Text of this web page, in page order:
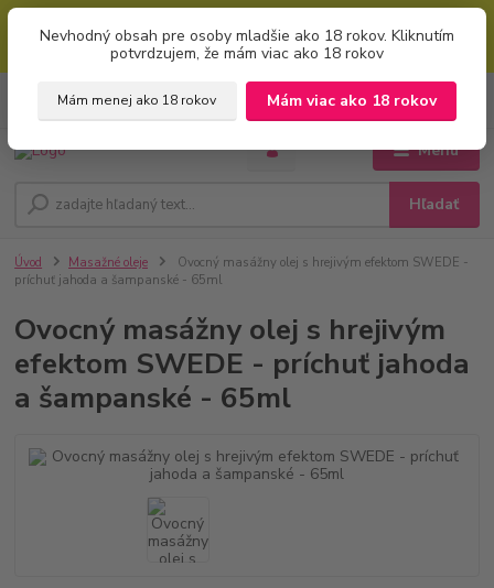
bez úvodzoviek). Zľavový kód zadajte v prvom kroku košíku zaškrtnutím
políčka: "mám zľavový kupón"
Nevhodný obsah pre osoby mladšie ako 18 rokov. Kliknutím
potvrdzujem, že mám viac ako 18 rokov
Mám menej ako 18 rokov Mám viac ako 18 rokov
Menu
Hľadať
+421 951 733 848
(Po-Pia, 8-16 hod.)
za
Úvod Masažné oleje
Ovocný masážny olej s hrejivým efektom SWEDE -
príchuť jahoda a šampanské - 65ml
Ovocný masážny olej s hrejivým
efektom SWEDE - príchuť jahoda
a šampanské - 65ml